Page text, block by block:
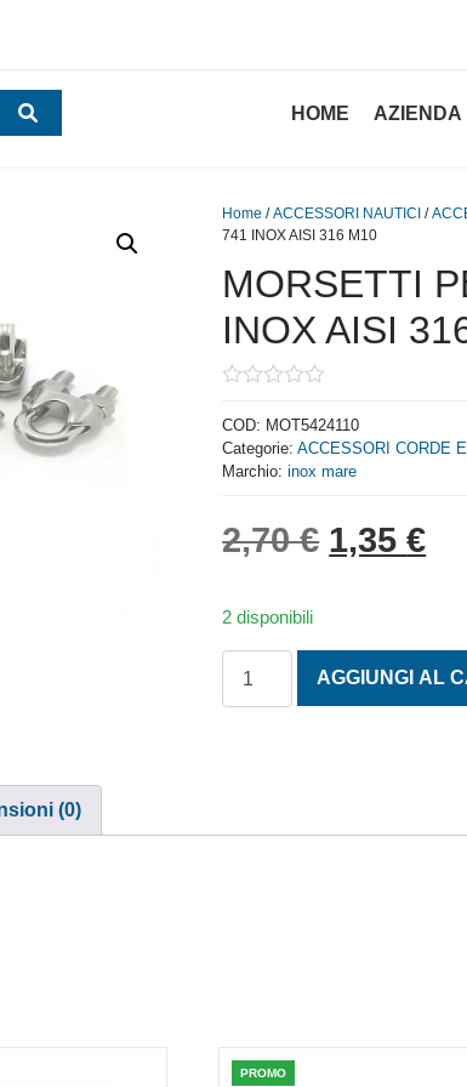
HOME AZIENDA
Home /ACCESSORI NAUTICI /
741 INOX AISI 316 M10
MORSETTI
INOX AISI
out
of
5
COD: MOT5424110
Categorie:ACCESSORI CORDE
Marchio:inox mare
2,70€ Il
1,35€Il
2 disponibili
AGGIUNGI AL
(0)
PROMO